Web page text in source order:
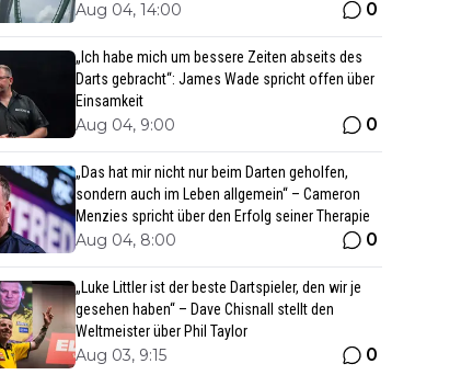
Aug 04, 14:00 0
„Ich habe mich um bessere Zeiten abseits des
Darts gebracht“: James Wade spricht offen über
Einsamkeit
Aug 04, 9:00 0
„Das hat mir nicht nur beim Darten geholfen,
sondern auch im Leben allgemein“ – Cameron
Menzies spricht über den Erfolg seiner Therapie
Aug 04, 8:00 0
„Luke Littler ist der beste Dartspieler, den wir je
gesehen haben“ – Dave Chisnall stellt den
Weltmeister über Phil Taylor
Aug 03, 9:15 0